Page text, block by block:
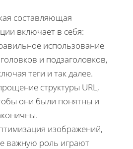
составляющая
включает в себя:
использование
и подзаголовков,
теги и так далее.
структуры URL,
они были понятны и
изображений,
важную роль играют